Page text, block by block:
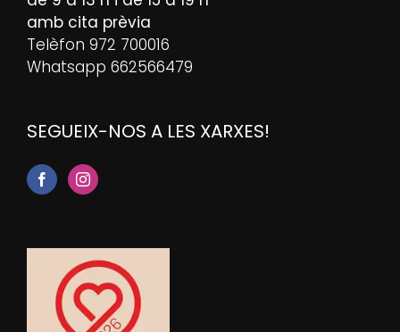
amb cita prèvia
Telèfon 972 700016
Whatsapp 662566479
SEGUEIX-NOS A LES XARXES!